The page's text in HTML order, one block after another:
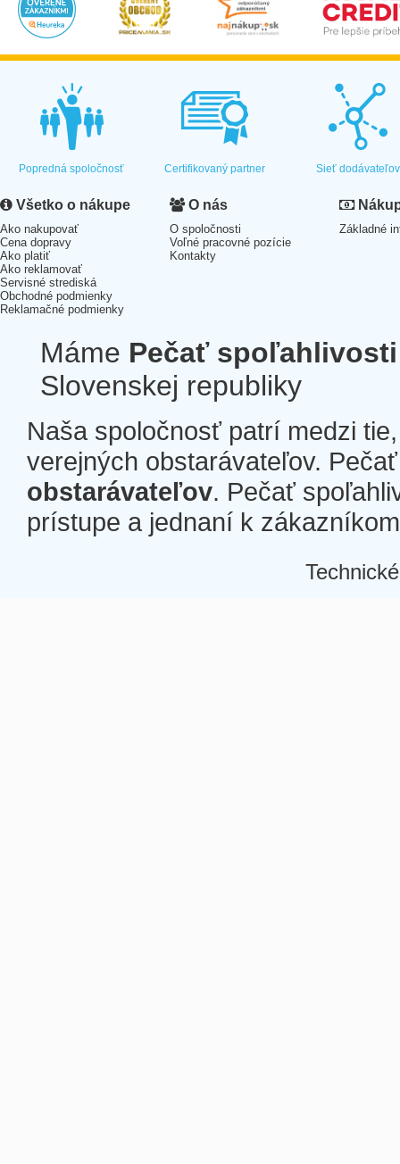
Popredná spoločnosť Certifikovaný partner Sieť dodávateľov
Všetko o nákupe
Ako nakupovať
Cena dopravy
Ako platiť
Ako reklamovať
Servisné strediská
Obchodné podmienky
Reklamačné podmienky
O nás
O spoločnosti
Voľné pracovné pozície
Kontakty
Základné
Máme Pečať spoľahlivosti
Slovenskej republiky
Naša spoločnosť patrí medzi
verejných obstarávateľov.
obstarávateľov. Pečať
prístupe a jednaní k